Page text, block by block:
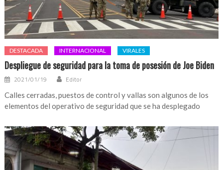
DESTACADA INTERNACIONAL VIRALES
Despliegue de seguridad para la toma de posesión de Joe Biden
2021/01/19 Editor
Calles cerradas, puestos de control y vallas son algunos de los
elementos del operativo de seguridad que se ha desplegado